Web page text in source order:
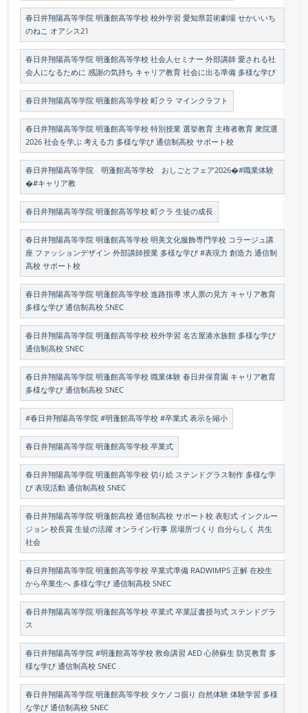
春日井翔陽高等学院 明蓬館高等学校 校外学習 愛知県芸術劇場 せかいいち
のねこ オアシス21
春日井翔陽高等学院 明蓬館高等学校 社会人セミナー 外部講師 愛される社
会人になるために 感謝の気持ち キャリア教育 社会に出る準備 多様な学び
春日井翔陽高等学院 明蓬館高等学校 町クラ マインクラフト
春日井翔陽高等学院 明蓬館高等学校 特別授業 選挙教育 主権者教育 衆院選
2026 社会を学ぶ 考える力 多様な学び 通信制高校 サポート校
春日井翔陽高等学院 明蓬館高等学校 おしごとフェア2026�#職業体験
�#キャリア教
春日井翔陽高等学院 明蓬館高等学校 町クラ 生徒の成長
春日井翔陽高等学院 明蓬館高等学校 明美文化服飾専門学校 コラージュ講
座 ファッションデザイン 外部講師授業 多様な学び #表現力 創造力 通信制
高校 サポート校
春日井翔陽高等学院 明蓬館高等学校 進路指導 求人票の見方 キャリア教育
多様な学び 通信制高校 SNEC
春日井翔陽高等学院 明蓬館高等学校 校外学習 名古屋港水族館 多様な学び
通信制高校 SNEC
春日井翔陽高等学院 明蓬館高等学校 職業体験 春日井保育園 キャリア教育
多様な学び 通信制高校 SNEC
#春日井翔陽高等学院 #明蓬館高等学校 #卒業式 表示を縮小
春日井翔陽高等学院 明蓬館高等学校 卒業式
春日井翔陽高等学院 明蓬館高等学校 切り絵 ステンドグラス制作 多様な学
び 表現活動 通信制高校 SNEC
春日井翔陽高等学院 明蓬館高校 通信制高校 サポート校 表彰式 インクルー
ジョン 校長賞 生徒の活躍 オンライン行事 居場所づくり 自分らしく 共生
社会
春日井翔陽高等学院 明蓬館高等学校 卒業式準備 RADWIMPS 正解 在校生
から卒業生へ 多様な学び 通信制高校 SNEC
春日井翔陽高等学院 明蓬館高等学校 卒業式 卒業証書授与式 ステンドグラ
ス
春日井翔陽高等学院 #明蓬館高等学校 救命講習 AED 心肺蘇生 防災教育 多
様な学び 通信制高校 SNEC
春日井翔陽高等学院 明蓬館高等学校 タケノコ掘り 自然体験 体験学習 多様
な学び 通信制高校 SNEC